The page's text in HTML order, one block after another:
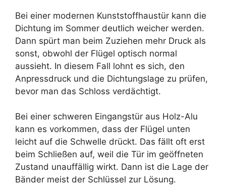
Bei einer modernen Kunststoffhaustür kann die
Dichtung im Sommer deutlich weicher werden.
Dann spürt man beim Zuziehen mehr Druck als
sonst, obwohl der Flügel optisch normal
aussieht. In diesem Fall lohnt es sich, den
Anpressdruck und die Dichtungslage zu prüfen,
bevor man das Schloss verdächtigt.
Bei einer schweren Eingangstür aus Holz-Alu
kann es vorkommen, dass der Flügel unten
leicht auf die Schwelle drückt. Das fällt oft erst
beim Schließen auf, weil die Tür im geöffneten
Zustand unauffällig wirkt. Dann ist die Lage der
Bänder meist der Schlüssel zur Lösung.